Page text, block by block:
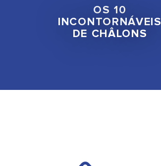
OS 10
INCONTORNÁVEIS
DE CHÂLONS